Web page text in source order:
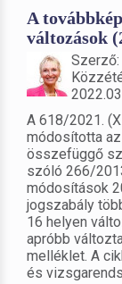
A
változások
Szerző:
A 618/2021.
módosította
összefüggő
szóló 266/
módosítások
jogszabály
16 helyen
apróbb
melléklet. A
és